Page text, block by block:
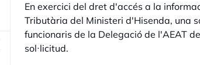
En exercici del dret d'accés a la
Tributària del Ministeri d'Hisenda, una
funcionaris de la Delegació de l'AEAT
sol·licitud.